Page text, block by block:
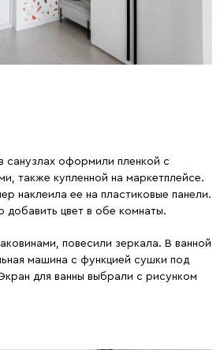
санузлах оформили пленкой с
также купленной на маркетплейсе.
наклеила ее на пластиковые панели.
цвет в обе комнаты.
повесили зеркала. В ванной
машина с функцией сушки под
для ванны выбрали с рисунком